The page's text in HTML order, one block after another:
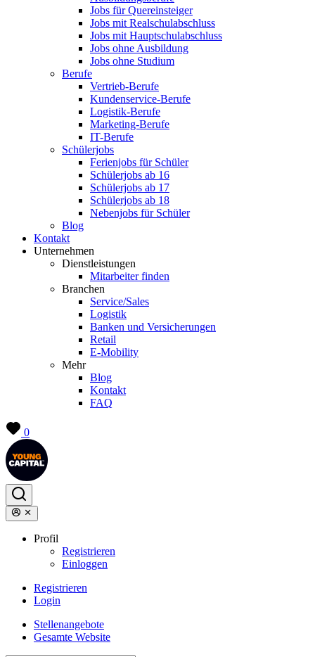
Jobs für Quereinsteiger
Jobs mit Realschulabschluss
Jobs mit Hauptschulabschluss
Jobs ohne Ausbildung
Jobs ohne Studium
Berufe
Vertrieb-Berufe
Kundenservice-Berufe
Logistik-Berufe
Marketing-Berufe
IT-Berufe
Schülerjobs
Ferienjobs für Schüler
Schülerjobs ab 16
Schülerjobs ab 17
Schülerjobs ab 18
Nebenjobs für Schüler
Blog
Kontakt
Unternehmen
Dienstleistungen
Mitarbeiter finden
Branchen
Service/Sales
Logistik
Banken und Versicherungen
Retail
E-Mobility
Mehr
Blog
Kontakt
FAQ
0
Profil
Registrieren
Einloggen
Registrieren
Login
Stellenangebote
Gesamte Website